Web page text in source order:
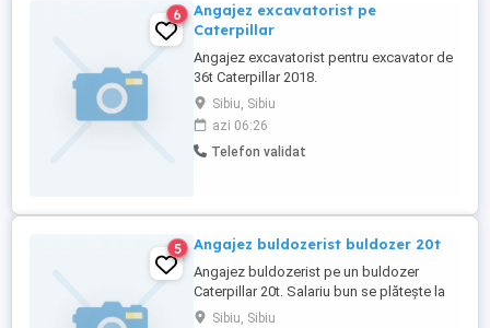
6
Angajez excavatorist pe
Caterpillar
Angajez excavatorist pentru excavator de
36t Caterpillar 2018.
Sibiu, Sibiu
azi 06:26
Telefon validat
5 Angajez buldozerist buldozer 20t
Angajez buldozerist pe un buldozer
Caterpillar 20t. Salariu bun se plătește la
timp.Sibiu, Sibiu